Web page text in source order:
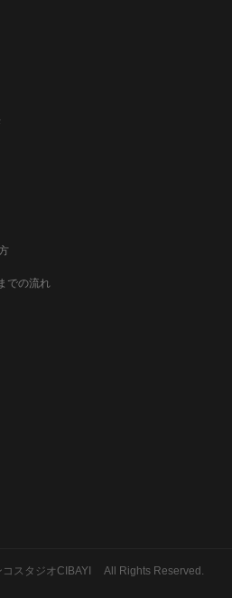
での流れ
コスタジオCIBAYI All Rights Reserved.